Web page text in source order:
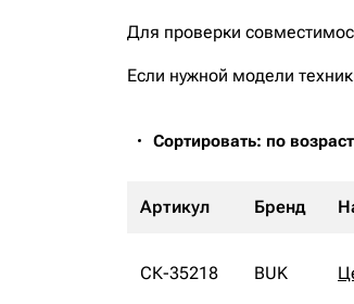
Для проверки
Если нужной модели
Сортировать: по
Артикул Бренд
СК-35218 BUK